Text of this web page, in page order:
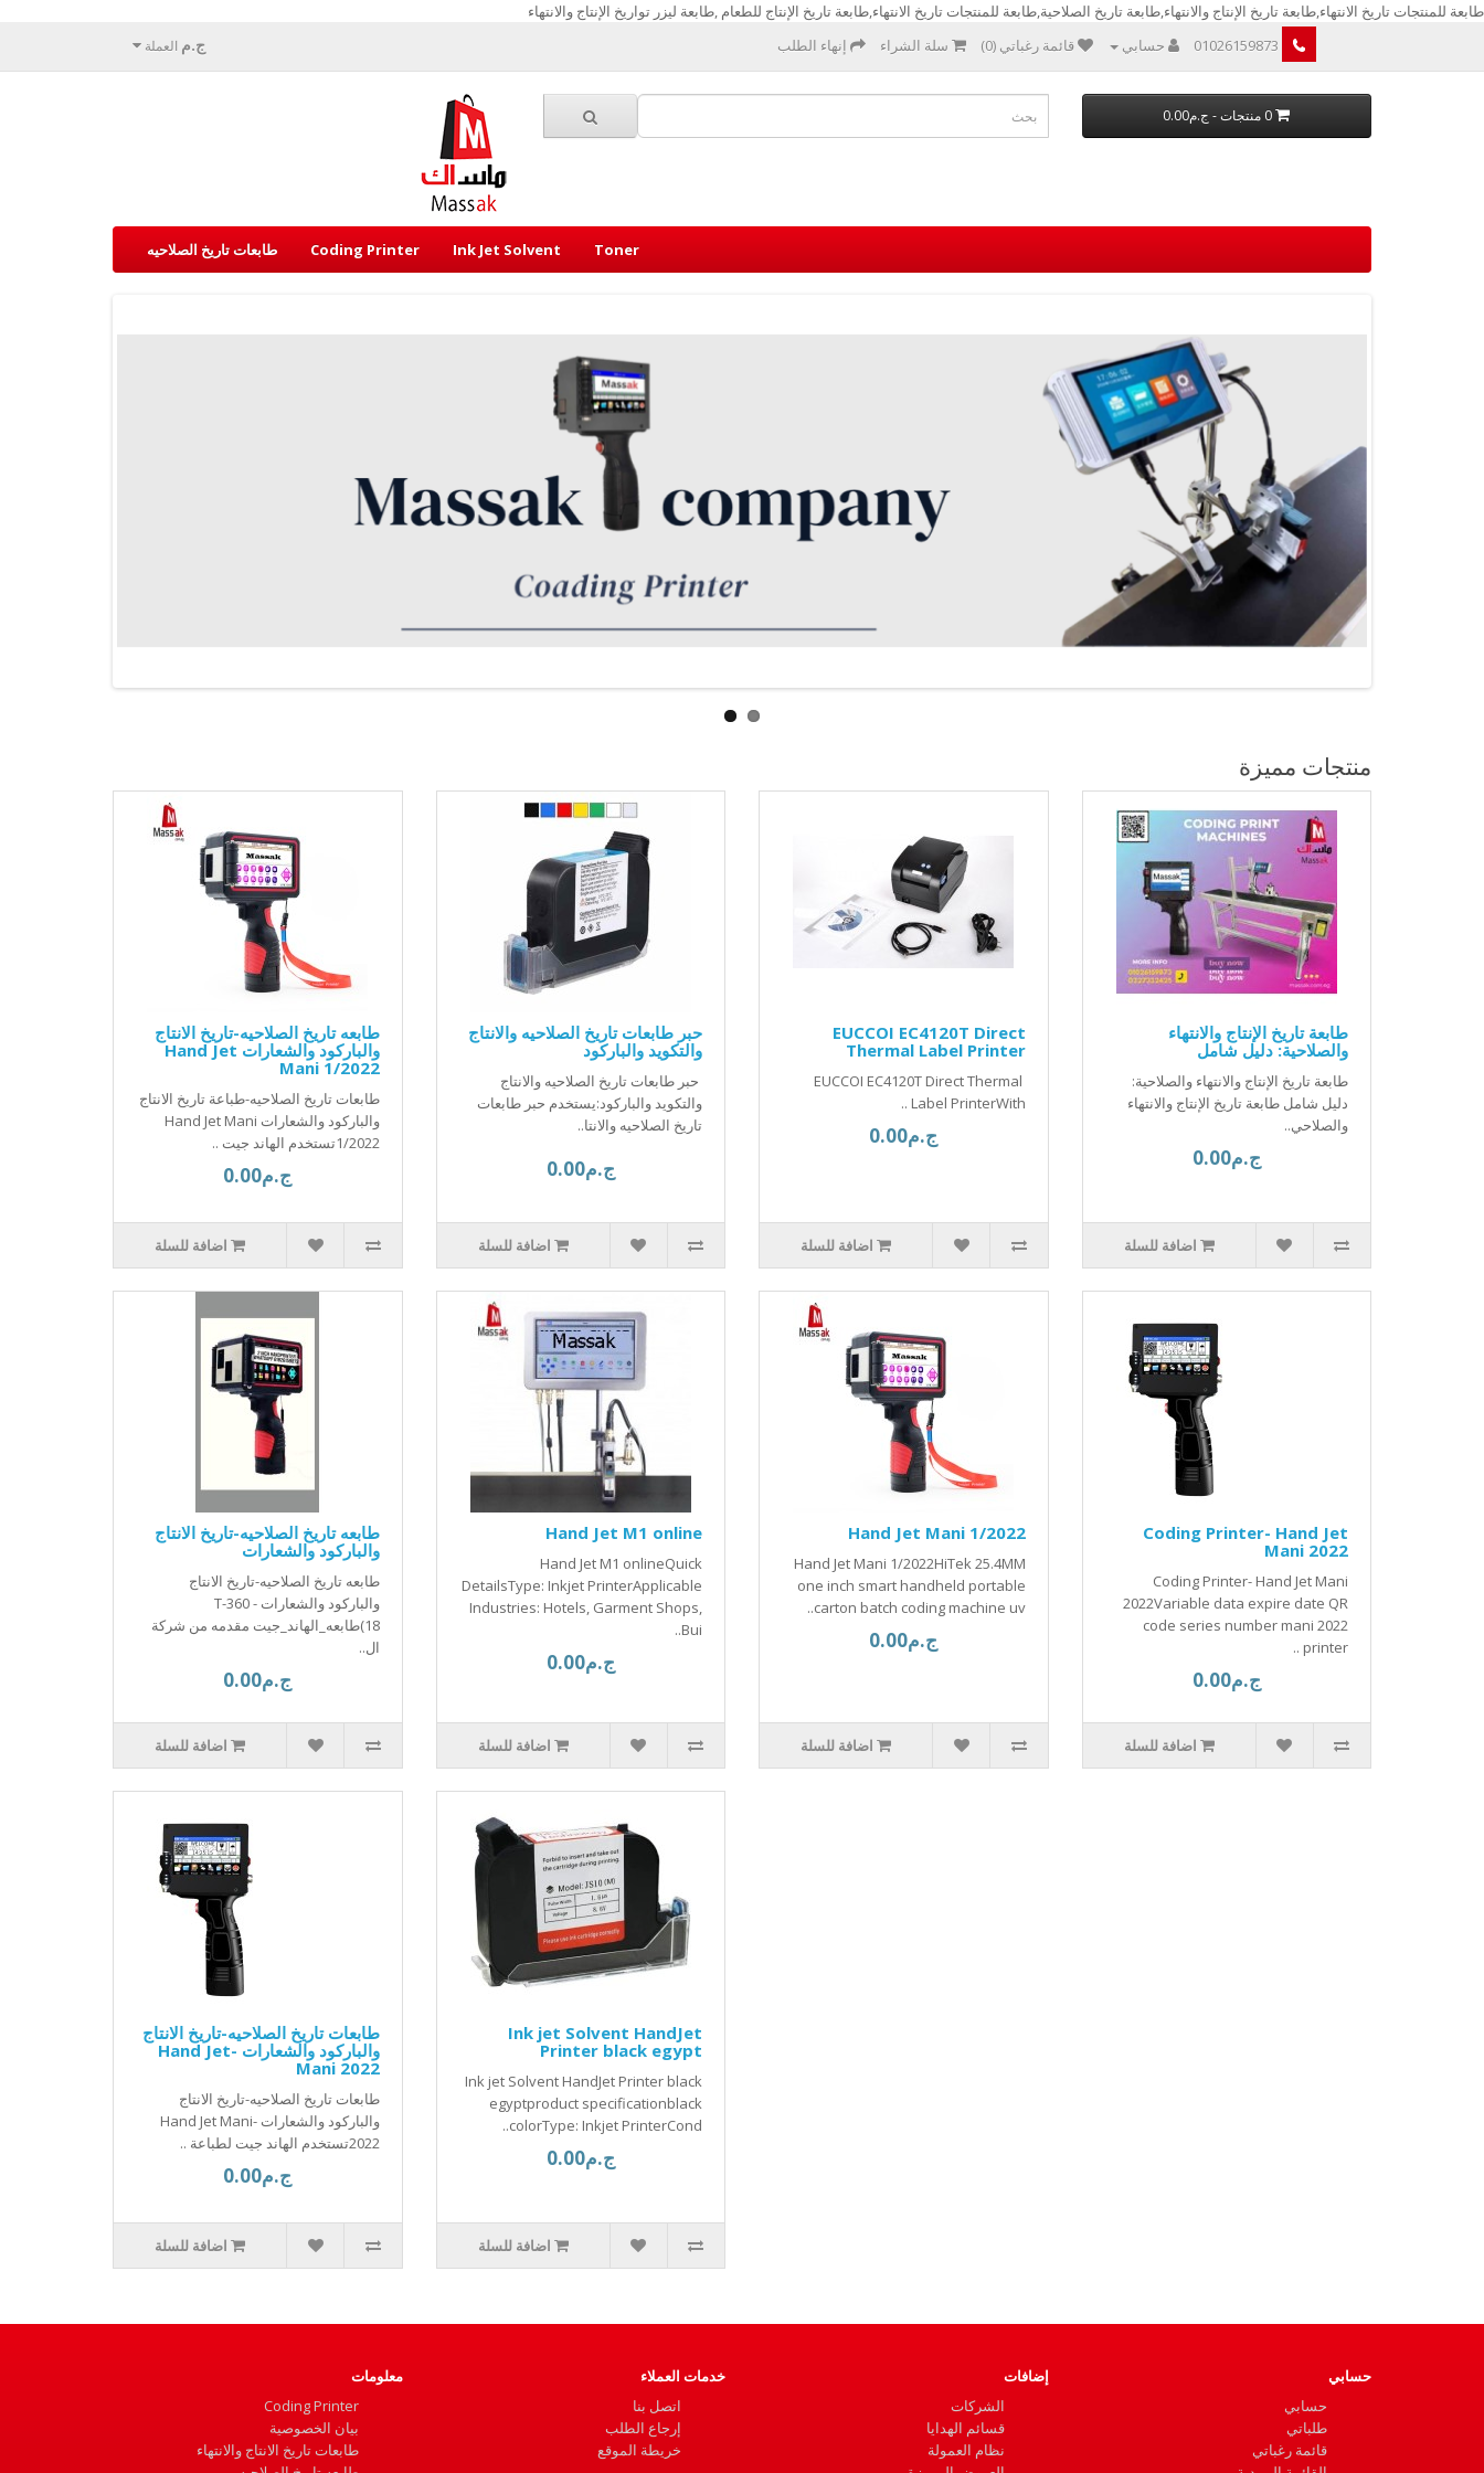
طابعة للمنتجات تاريخ الانتهاء,طابعة تاريخ الإنتاج والانتهاء,طابعة تاريخ الصلاحية,طابعة للمنتجات تاريخ الانتهاء,طابعة تاريخ الإنتاج للطعام ,طابعة ليزر تواريخ الإنتاج والانتهاء
ج.م العملة 01026159873 حسابي قائمة رغباتي (0) سلة الشراء إنهاء الطلب
0 منتجات - ج.م0.00
طابعات تاريخ الصلاحيه Coding Printer Ink Jet Solvent Toner
منتجات مميزة
طابعه تاريخ الصلاحيه-تاريخ الانتاج
والباركود والشعارات Hand Jet
Mani 1/2022
طابعات تاريخ الصلاحيه-طباعة تاريخ الانتاج
والباركود والشعارات Hand Jet Mani
1/2022تستخدم الهاند جيت ..
ج.م0.00
اضافة للسلة
حبر طابعات تاريخ الصلاحيه والانتاج
والتكويد والباركود
حبر طابعات تاريخ الصلاحيه والانتاج
والتكويد والباركود:يستخدم حبر طابعات
تاريخ الصلاحيه والانتا..
ج.م0.00
اضافة للسلة
EUCCOI EC4120T Direct
Thermal Label Printer
EUCCOI EC4120T Direct Thermal
Label PrinterWith ..
ج.م0.00
اضافة للسلة
طابعة تاريخ الإنتاج والانتهاء
والصلاحية: دليل شامل
طابعة تاريخ الإنتاج والانتهاء والصلاحية:
دليل شامل طابعة تاريخ الإنتاج والانتهاء
والصلاحي..
ج.م0.00
اضافة للسلة
طابعه تاريخ الصلاحيه-تاريخ الانتاج
والباركود والشعارات
طابعه تاريخ الصلاحيه-تاريخ الانتاج
والباركود والشعارات - T-360
(18طابعه_الهاند_جيت مقدمه من شركة
ال..
ج.م0.00
اضافة للسلة
Hand Jet M1 online
Hand Jet M1 onlineQuick
DetailsType: Inkjet PrinterApplicable
Industries: Hotels, Garment Shops,
Bui..
ج.م0.00
اضافة للسلة
Hand Jet Mani 1/2022
Hand Jet Mani 1/2022HiTek 25.4MM
one inch smart handheld portable
carton batch coding machine uv..
ج.م0.00
اضافة للسلة
Coding Printer- Hand Jet
Mani 2022
Coding Printer- Hand Jet Mani
2022Variable data expire date QR
code series number mani 2022
printer ..
ج.م0.00
اضافة للسلة
طابعات تاريخ الصلاحيه-تاريخ الانتاج
والباركود والشعارات -Hand Jet
Mani 2022
طابعات تاريخ الصلاحيه-تاريخ الانتاج
والباركود والشعارات -Hand Jet Mani
2022تستخدم الهاند جيت لطباعة ..
ج.م0.00
اضافة للسلة
Ink jet Solvent HandJet
Printer black egypt
Ink jet Solvent HandJet Printer black
egyptproduct specificationblack
colorType: Inkjet PrinterCond..
ج.م0.00
اضافة للسلة
معلومات
Coding Printer
بيان الخصوصية
طابعات تاريخ الانتاج والانتهاء
خدمات العملاء
اتصل بنا
إرجاع الطلب
خريطة الموقع
إضافات
الشركات
قسائم الهدايا
نظام العمولة
حسابي
حسابي
طلباتي
قائمة رغباتي